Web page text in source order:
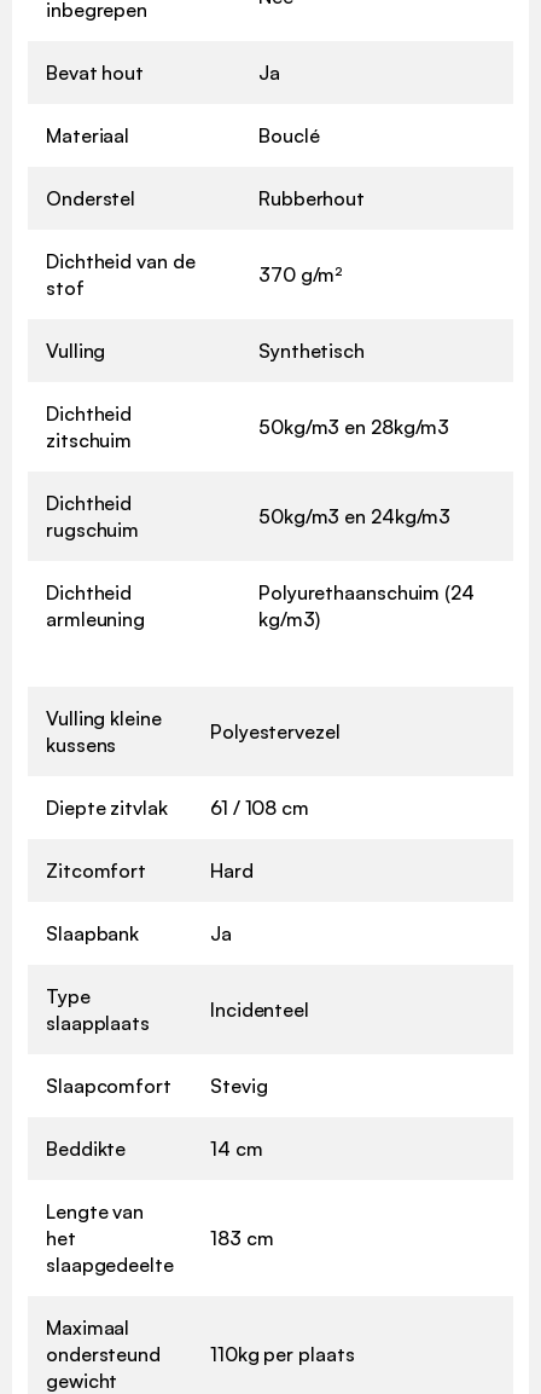
inbegrepen
Bevat hout Ja
Materiaal Bouclé
Onderstel Rubberhout
Dichtheid van de
stof
370 g/m²
Vulling Synthetisch
Dichtheid
zitschuim
50kg/m3 en 28kg/m3
Dichtheid
rugschuim
50kg/m3 en 24kg/m3
Dichtheid
armleuning
Polyurethaanschuim (24
kg/m3)
Vulling kleine
kussens
Polyestervezel
Diepte zitvlak 61 / 108 cm
Zitcomfort Hard
Slaapbank Ja
Type
slaapplaats
Incidenteel
Slaapcomfort Stevig
Beddikte 14 cm
Lengte van
het
slaapgedeelte
183 cm
Maximaal
ondersteund
gewicht
110kg per plaats